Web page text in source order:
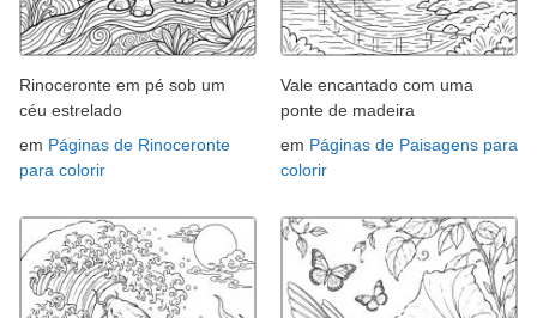
Rinoceronte em pé sob um
céu estrelado
em Páginas de Rinoceronte
para colorir
Vale encantado com uma
ponte de madeira
em Páginas de Paisagens para
colorir